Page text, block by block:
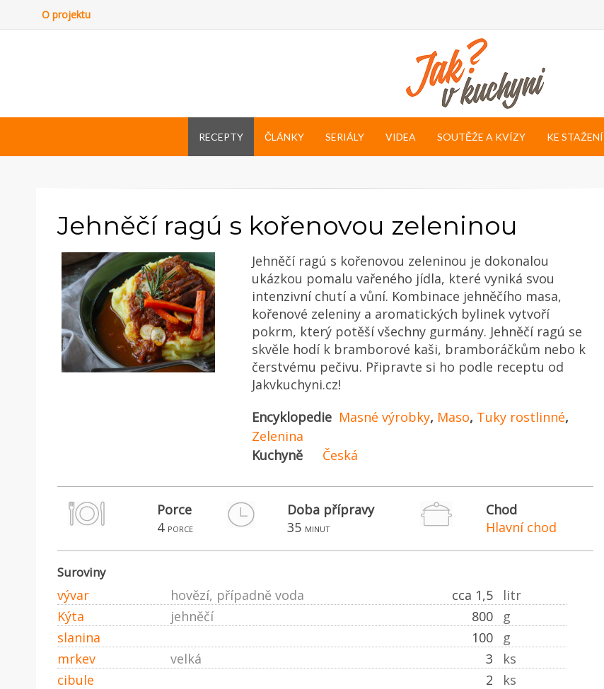
O projektu
RECEPTY ČLÁNKY SERIÁLY VIDEA SOUTĚŽE A KVÍZY KE STAŽENÍ
Jehněčí ragú s kořenovou zeleninou
Jehněčí ragú s kořenovou zeleninou je dokonalou
ukázkou pomalu vařeného jídla, které vyniká svou
intenzivní chutí a vůní. Kombinace jehněčího masa,
kořenové zeleniny a aromatických bylinek vytvoří
pokrm, který potěší všechny gurmány. Jehněčí ragú se
skvěle hodí k bramborové kaši, bramboráčkům nebo k
čerstvému pečivu. Připravte si ho podle receptu od
Jakvkuchyni.cz!
Encyklopedie Masné výrobky, Maso, Tuky rostlinné,
Zelenina
Kuchyně
Česká
Porce
4 porce
Doba přípravy
35 minut
Chod
Hlavní chod
Suroviny
vývar cca 1,5 litr
hovězí, případně voda
Kýta
800 g
jehněčí
slanina
100
g
mrkev
3 ks
velká
cibule
2
ks